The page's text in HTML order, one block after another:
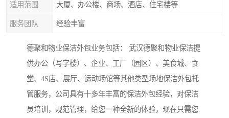
适用范围 大厦、办公楼、商场、酒店、住宅楼等
服务团队 经验丰富
德聚和物业保洁外包业务包括： 武汉德聚和物业保洁提
供办公（写字楼）、企业、工厂（园区）、美食城、食
堂、4S店、展厅、运动场馆等其他类型场地保洁外包托
管服务，公司具有十多年丰富的保洁外包经验，对保洁
员培训，规范管理，给您一种全新的体验，现在只需您